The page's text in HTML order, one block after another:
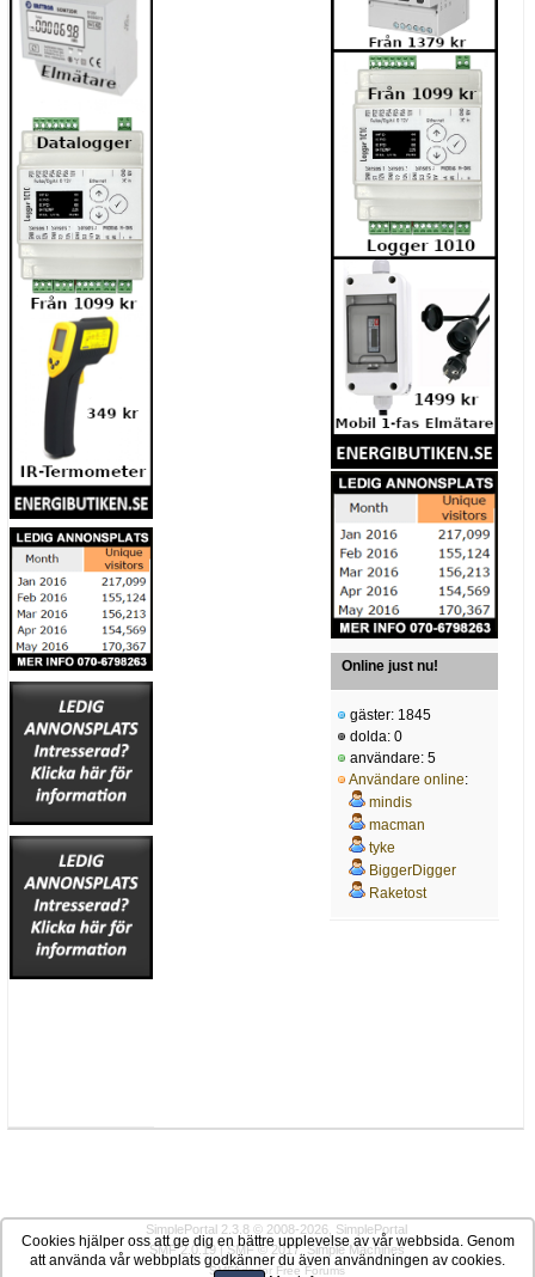
Online just nu!
gäster: 1845
dolda: 0
användare: 5
Användare online:
mindis
macman
tyke
BiggerDigger
Raketost
SimplePortal 2.3.8 © 2008-2026, SimplePortal
SMF 2.0.19|SMF © 2017,Simple Machines
SMFAdsfor Free Forums
Cookies hjälper oss att ge dig en bättre upplevelse av vår webbsida. Genom
att använda vår webbplats godkänner du även användningen av cookies.